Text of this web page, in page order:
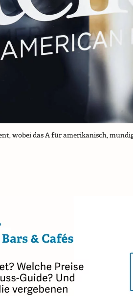
wobei das A für amerikanisch,